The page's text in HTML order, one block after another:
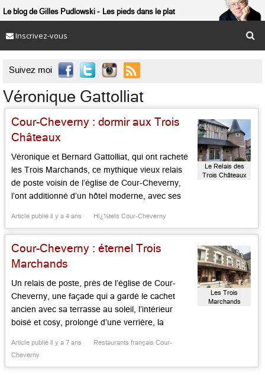
Le blog de Gilles Pudlowski Les pieds dans le plat
Inscrivez-vous
Suivez moi 
Véronique Gattolliat
Cour-Cheverny : dormir aux Trois
Châteaux
Véronique et Bernard Gattolliat, qui ont racheté
les Trois Marchands, ce mythique vieux relais
de poste voisin de l’église de Cour-Cheverny,
l’ont additionné d’un hôtel moderne, avec ses
baptisé les Trois Châteaux, faisant références à
Blois, Chambord et Cheverny. On peut
également visiter Beauregard, Villesavin,
Fougères-sur-Bièvre et bien d’autres en
Article publié il y a 4 ans Hï¿½tels Cour-Cheverny
Le Relais des
Trois Châteaux
Cour-Cheverny : éternel Trois
Marchands
Un relais de poste, près de l’église de Cour-
Cheverny, une façade qui a gardé le cachet
ancien avec sa terrasse au soleil, l’intérieur
boisé et cosy, prolongé d’une verrière, la
goûter les plats d’éternité, comme les cuvées
« Envolée » (en rouge) ou « François 1er » (en
Article publié il y a 7 ans
Restaurants français Cour-
Cheverny
Les Trois
Marchands